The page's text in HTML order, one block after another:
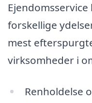
forskellige
mest
virksomheder i
Renholdelse